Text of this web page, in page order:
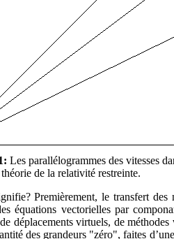
Les parallélogrammes des vitesses
théorie de la relativité restreinte.
Premièrement, le transfert
vectorielles par
déplacements virtuels, de
des grandeurs "zéro", faites